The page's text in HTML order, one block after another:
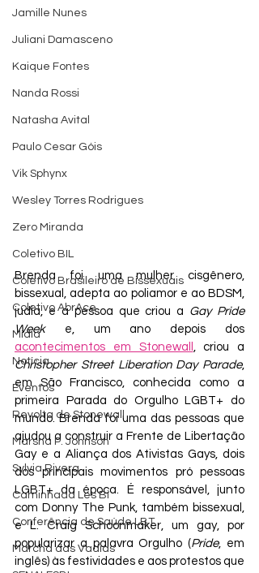
Jamille Nunes
Juliani Damasceno
Kaique Fontes
Nanda Rossi
Natasha Avital
Paulo Cesar Góis
Vik Sphynx
Wesley Torres Rodrigues
Zero Miranda
Coletivo BIL
Coletivo Brasileiro de Bissexuais
Coletivo AbrAce
Mídia
Notícia
Eventos
Revolta de Stonewall
Marsha P. Johnson
Sylvia Rivera
Caminhada Les Bi
Conferência de Saúde LBT
Marcha das Vadias
Brenda foi uma mulher cisgênero,
bissexual, adepta ao poliamor e ao BDSM,
judia, e a pessoa que criou a Gay Pride
Week
acontecimentos em Stonewall
Christopher Street Liberation Day Parade,
em São Francisco, conhecida como a
primeira Parada do Orgulho LGBT+ do
mundo. Brenda foi uma das pessoas que
ajudou a construir a Frente de Libertação
Gay e a Aliança dos Ativistas Gays, dois
dos principais movimentos pró pessoas
LGBT+ da época. É responsável, junto
com Donny The Punk, também bissexual,
e L. Craig Schoonmaker, um gay, por
popularizar a palavra Orgulho (Pride, em
inglês) às festividades e aos protestos que